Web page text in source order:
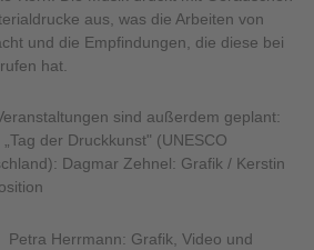
aus, was die Arbeiten von
und die Empfindungen, die diese bei
hat.
sind außerdem geplant:
„Tag der Druckkunst" (UNESCO
Dagmar Zehnel: Grafik / Kerstin
Petra Herrmann: Grafik, Video und